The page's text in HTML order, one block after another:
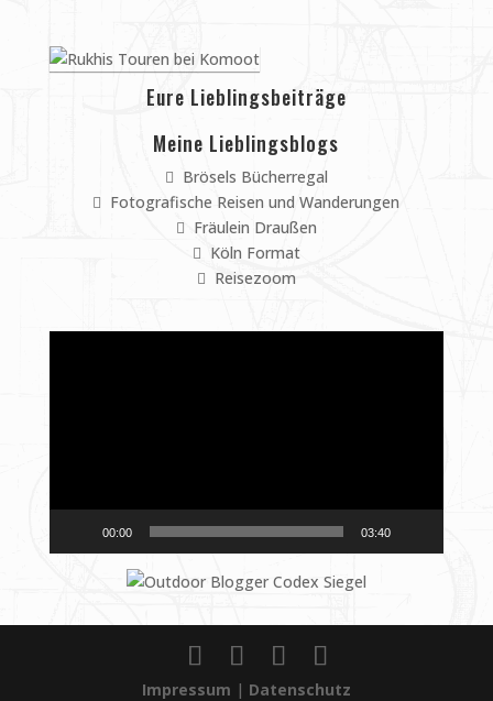
Eure Lieblingsbeiträge
Meine Lieblingsblogs
Brösels Bücherregal
Fotografische Reisen und Wanderungen
Fräulein Draußen
Köln Format
Reisezoom
00:00 03:40
Impressum | Datenschutz